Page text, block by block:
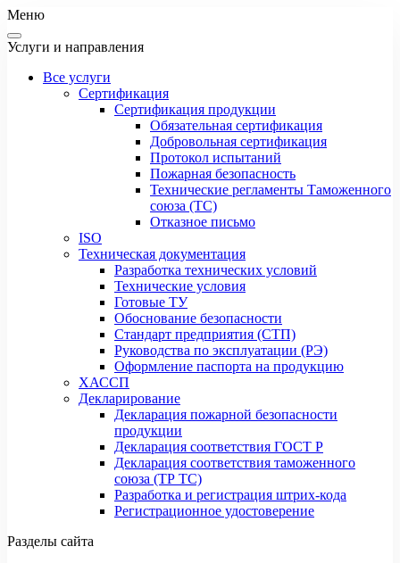
Меню
Услуги и направления
Все услуги
Сертификация
Сертификация продукции
Обязательная сертификация
Добровольная сертификация
Протокол испытаний
Пожарная безопасность
Технические регламенты Таможенного
союза (ТС)
Отказное письмо
ISO
Техническая документация
Разработка технических условий
Технические условия
Готовые ТУ
Обоснование безопасности
Стандарт предприятия (СТП)
Руководства по эксплуатации (РЭ)
Оформление паспорта на продукцию
ХАССП
Декларирование
Декларация пожарной безопасности
продукции
Декларация соответствия ГОСТ Р
Декларация соответствия таможенного
союза (ТР ТС)
Разработка и регистрация штрих-кода
Регистрационное удостоверение
Разделы сайта